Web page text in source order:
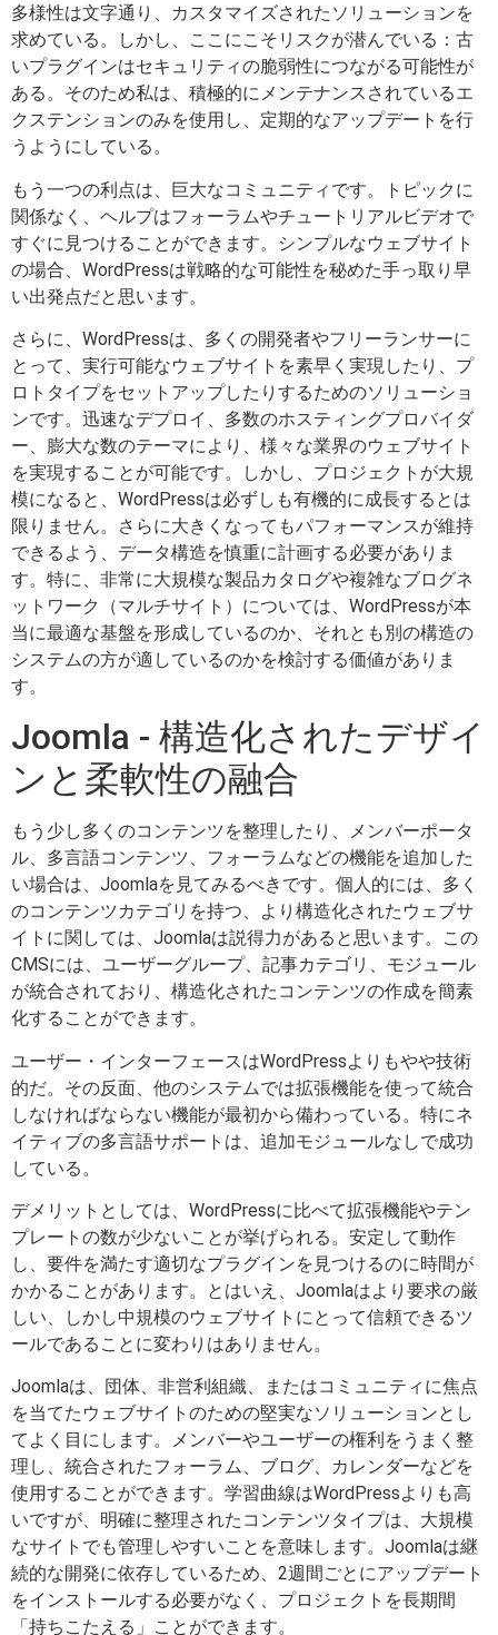
多様性は文字通り、カスタマイズされたソリューションを
求めている。しかし、ここにこそリスクが潜んでいる：古
いプラグインはセキュリティの脆弱性につながる可能性が
ある。そのため私は、積極的にメンテナンスされているエ
クステンションのみを使用し、定期的なアップデートを行
うようにしている。
もう一つの利点は、巨大なコミュニティです。トピックに
関係なく、ヘルプはフォーラムやチュートリアルビデオで
すぐに見つけることができます。シンプルなウェブサイト
の場合、WordPressは戦略的な可能性を秘めた手っ取り早
い出発点だと思います。
さらに、WordPressは、多くの開発者やフリーランサーに
とって、実行可能なウェブサイトを素早く実現したり、プ
ロトタイプをセットアップしたりするためのソリューショ
ンです。迅速なデプロイ、多数のホスティングプロバイダ
ー、膨大な数のテーマにより、様々な業界のウェブサイト
を実現することが可能です。しかし、プロジェクトが大規
模になると、WordPressは必ずしも有機的に成長するとは
限りません。さらに大きくなってもパフォーマンスが維持
できるよう、データ構造を慎重に計画する必要がありま
す。特に、非常に大規模な製品カタログや複雑なブログネ
ットワーク（マルチサイト）については、WordPressが本
当に最適な基盤を形成しているのか、それとも別の構造の
システムの方が適しているのかを検討する価値がありま
す。
Joomla - 構造化されたデザイ
ンと柔軟性の融合
もう少し多くのコンテンツを整理したり、メンバーポータ
ル、多言語コンテンツ、フォーラムなどの機能を追加した
い場合は、Joomlaを見てみるべきです。個人的には、多く
のコンテンツカテゴリを持つ、より構造化されたウェブサ
イトに関しては、Joomlaは説得力があると思います。この
CMSには、ユーザーグループ、記事カテゴリ、モジュール
が統合されており、構造化されたコンテンツの作成を簡素
化することができます。
ユーザー・インターフェースはWordPressよりもやや技術
的だ。その反面、他のシステムでは拡張機能を使って統合
しなければならない機能が最初から備わっている。特にネ
イティブの多言語サポートは、追加モジュールなしで成功
している。
デメリットとしては、WordPressに比べて拡張機能やテン
プレートの数が少ないことが挙げられる。安定して動作
し、要件を満たす適切なプラグインを見つけるのに時間が
かかることがあります。とはいえ、Joomlaはより要求の厳
しい、しかし中規模のウェブサイトにとって信頼できるツ
ールであることに変わりはありません。
Joomlaは、団体、非営利組織、またはコミュニティに焦点
を当てたウェブサイトのための堅実なソリューションとし
てよく目にします。メンバーやユーザーの権利をうまく整
理し、統合されたフォーラム、ブログ、カレンダーなどを
使用することができます。学習曲線はWordPressよりも高
いですが、明確に整理されたコンテンツタイプは、大規模
なサイトでも管理しやすいことを意味します。Joomlaは継
続的な開発に依存しているため、2週間ごとにアップデート
をインストールする必要がなく、プロジェクトを長期間
「持ちこたえる」ことができます。